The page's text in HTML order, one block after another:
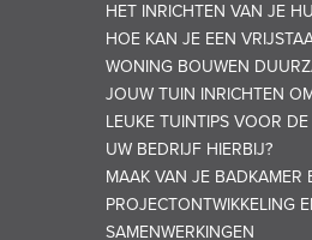
HET INRICHTEN VAN JE
HOE KAN JE EEN
WONING BOUWEN
JOUW TUIN INRICHTEN
LEUKE TUINTIPS VOOR
UW BEDRIJF HIERBIJ?
MAAK VAN JE BADKAMER
PROJECTONTWIKKELING
SAMENWERKINGEN